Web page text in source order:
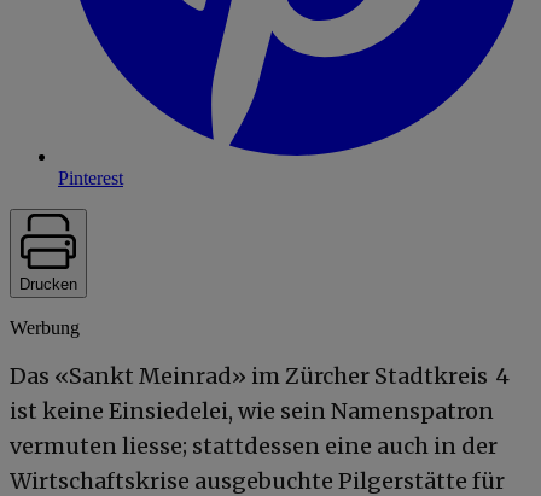
Pinterest
Drucken
Werbung
Das «Sankt Meinrad» im Zürcher Stadtkreis 4
ist keine Einsiedelei, wie sein Namenspatron
vermuten liesse; stattdessen eine auch in der
Wirtschaftskrise ausgebuchte Pilgerstätte für